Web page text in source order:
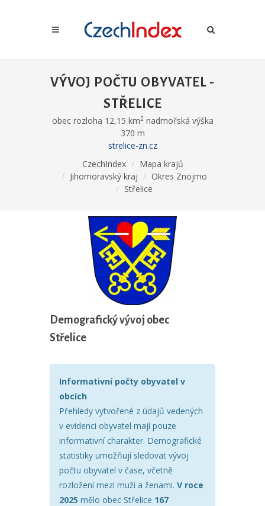
VÝVOJ POČTU OBYVATEL -
STŘELICE
obec rozloha 12,15 km2nadmořská výška
370 m
strelice-zn.cz
CzechIndex
Mapa krajů
Jihomoravský kraj
Okres Znojmo
Střelice
Demografický vývoj obec
Střelice
Informativní počty obyvatel v
obcích
Přehledy vytvořené z údajů vedených
v evidenci obyvatel mají pouze
informativní charakter. Demografické
statistiky umožňují sledovat vývoj
počtu obyvatel v čase, včetně
rozložení mezi muži a ženami. V roce
2025 mělo obec Střelice 167